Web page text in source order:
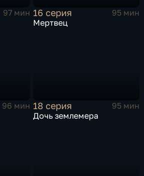
97 мин 16 серия
95 мин
Мертвец
96 мин 18 серия
95 мин
Дочь землемера